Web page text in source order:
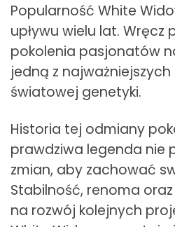
Popularność White
upływu wielu lat. Wręcz
pokolenia pasjonatów
jedną z
światowej genetyki.
Historia tej odmiany
prawdziwa legenda nie
zmian, aby zachować
Stabilność, renoma
na rozwój kolejnych